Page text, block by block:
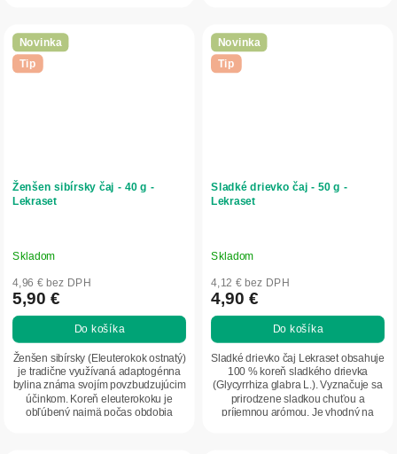
Novinka
Tip
Ženšen sibírsky čaj - 40 g -
Lekraset
Skladom
4,96 € bez DPH
5,90 €
Do košíka
Ženšen sibírsky (Eleuterokok ostnatý)
je tradične využívaná adaptogénna
bylina známa svojím povzbudzujúcim
účinkom. Koreň eleuterokoku je
obľúbený najmä počas obdobia
Novinka
Tip
Sladké drievko čaj - 50 g -
Lekraset
Skladom
4,12 € bez DPH
4,90 €
Do košíka
Sladké drievko čaj Lekraset obsahuje
100 % koreň sladkého drievka
(Glycyrrhiza glabra L.). Vyznačuje sa
prirodzene sladkou chuťou a
príjemnou arómou. Je vhodný na